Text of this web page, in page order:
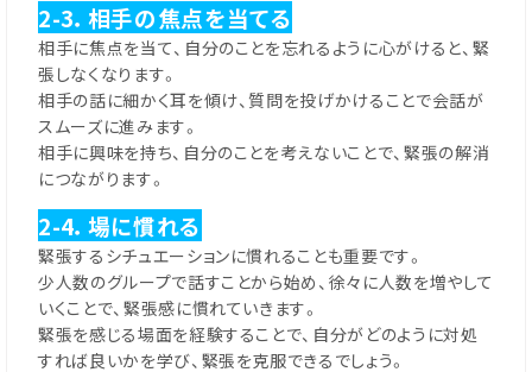
2-3．相手の焦点を当てる
相手に焦点を当て、自分のことを忘れるように心がけると、緊
張しなくなります。
相手の話に細かく耳を傾け、質問を投げかけることで会話が
スムーズに進みます。
相手に興味を持ち、自分のことを考えないことで、緊張の解消
につながります。
2-4．場に慣れる
緊張するシチュエーションに慣れることも重要です。
少人数のグループで話すことから始め、徐々に人数を増やして
いくことで、緊張感に慣れていきます。
緊張を感じる場面を経験することで、自分がどのように対処
すれば良いかを学び、緊張を克服できるでしょう。